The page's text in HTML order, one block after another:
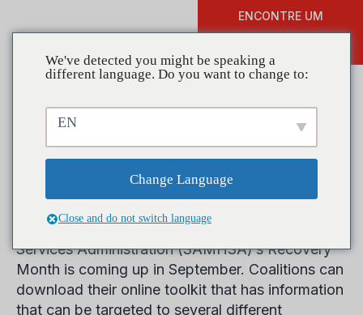
ENCONTRE UM
Recovery Month Toolkit
now Online
The Substance Abuse and Mental Health
Services Administration (SAMHSA)’s Recovery
Month is coming up in September. Coalitions can
download their online toolkit that has information
that can be targeted to several different
We've detected you might be speaking a
different language. Do you want to change to:
EN
Change Language
Close and do not switch language